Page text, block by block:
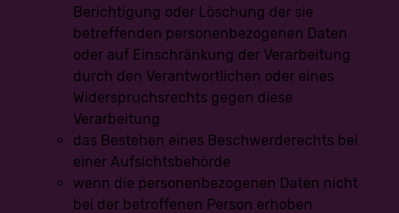
Berichtigung oder Löschung der sie
betreffenden personenbezogenen Daten
oder auf Einschränkung der Verarbeitung
durch den Verantwortlichen oder eines
Widerspruchsrechts gegen diese
Verarbeitung
das Bestehen eines Beschwerderechts bei
einer Aufsichtsbehörde
wenn die personenbezogenen Daten nicht
bei der betroffenen Person erhoben
Bestehen einer automatisierten Entscheidungsfindung
Als verantwortungsbewusstes Unternehmen verzichten wir
auf eine automatische Entscheidungsfindung oder ein
Profiling.
Allgemeine Cookies
Die nachfolgenden Cookies zählen zu den technisch
notwendigen Cookies.
Cookies von WordPress
Zweck Gültigkeit